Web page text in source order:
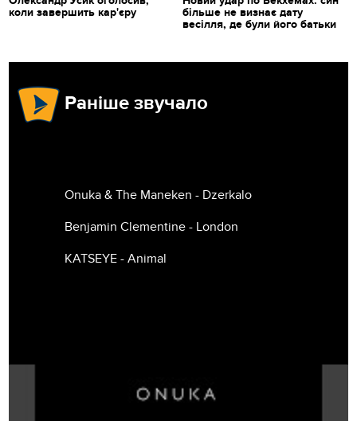
коли завершить кар'єру
більше не визнає дату
весілля, де були його батьки
Раніше звучало
Onuka & The Maneken - Dzerkalo
Benjamin Clementine - London
KATSEYE - Animal